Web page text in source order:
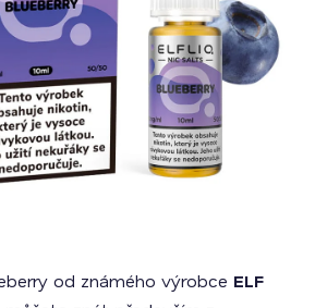
od známého výrobce ELF